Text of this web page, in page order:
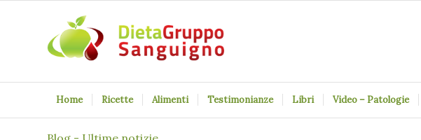
Home Ricette Alimenti Testimonianze Libri Video – Patologie